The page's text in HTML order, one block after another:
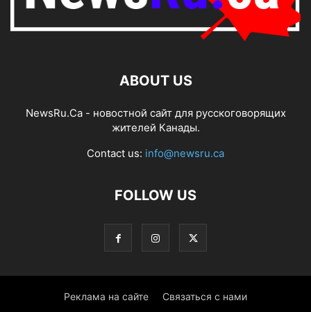
ABOUT US
NewsRu.Ca - новостной сайт для русскоговорящих
жителей Канады.
Contact us: info@newsru.ca
FOLLOW US
Реклама на сайте Связаться с нами